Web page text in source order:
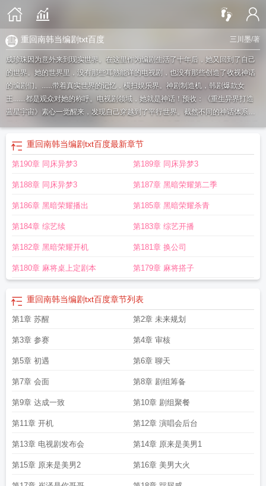
三川墨/著
重回南韩当编剧txt百度
成珍珠因为意外来到现实世界。在这里作为编剧生活了十年后，她又回到了自己
的世界。她的世界里，没有那些耳熟能详的电视剧，也没有那些创造了收视神话
的编剧们。......带着真实世界的记忆，横扫娱乐界。神剧制造机，韩剧爆款女
王.......都是观众对她的称呼。电视剧领域，她就是神话！预收：《重生异界打造
蓝星宇宙》素心一觉醒来，发现自己穿越到了平行世界。截然不同的神话体系和
界里打造一个蓝星宇宙。※重要的事说三遍，文抄公，文抄公，文抄公；※设定是
衍生世界，原著其他人物涉及少，没看过不影响看文；※纯爽文，受不了文抄公
情节请直接退出，和平看文。
重回南韩当编剧by三川墨重回南韩当编剧txt盘
编剧三川墨笔趣阁重回南韩当编剧无防盗免费阅读重回南韩当编剧无防盗
南韩当编剧格格党重返韩国 重回南韩当编剧 作者三川墨重回南韩当编剧魔
南韩当编剧 笔趣阁
重回南韩当编剧作者三川墨重回南韩当编剧分节阅读
南韩当编剧 三川墨笔趣阁
重回南韩当编剧晋江重回南韩当编剧全文免费阅
重回2008 重回南韩当编剧笔趣阁 重回南韩当编剧的重回南韩当编剧txt
韩当编剧番外百度韩剧重回20年叫什么韩剧男主重回过去重回南韩当编剧结局
是什么重回南韩当编剧免费重回南韩当编剧百度
当编剧番外重回南韩当编剧22
重回南韩当编剧txt百度最新章节
第190章 同床异梦3 第189章 同床异梦3
第188章 同床异梦3 第187章 黑暗荣耀第二季
第186章 黑暗荣耀播出 第185章 黑暗荣耀杀青
第184章 综艺续 第183章 综艺开播
第182章 黑暗荣耀开机 第181章 换公司
第180章 麻将桌上定剧本 第179章 麻将搭子
重回南韩当编剧txt百度章节列表
第1章 苏醒 第2章 未来规划
第3章 参赛 第4章 审核
第5章 初遇 第6章 聊天
第7章 会面 第8章 剧组筹备
第9章 达成一致 第10章 剧组聚餐
第11章 开机 第12章 演唱会后台
第13章 电视剧发布会 第14章 原来是美男1
第15章 原来是美男2 第16章 美男大火